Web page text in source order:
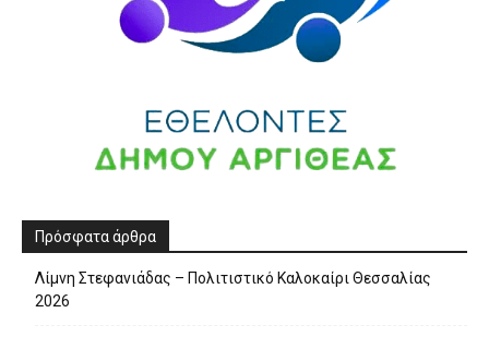
Πρόσφατα άρθρα
Λίμνη Στεφανιάδας – Πολιτιστικό Καλοκαίρι Θεσσαλίας
2026